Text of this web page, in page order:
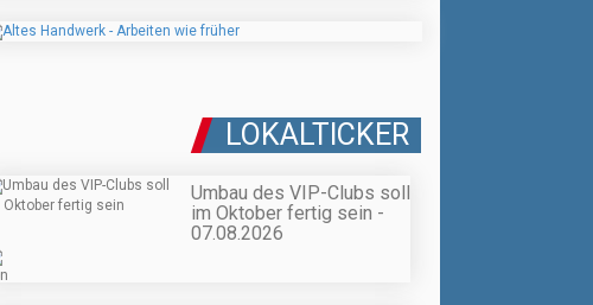
LOKALTICKER
Umbau des VIP-Clubs soll
im Oktober fertig sein -
07.08.2026